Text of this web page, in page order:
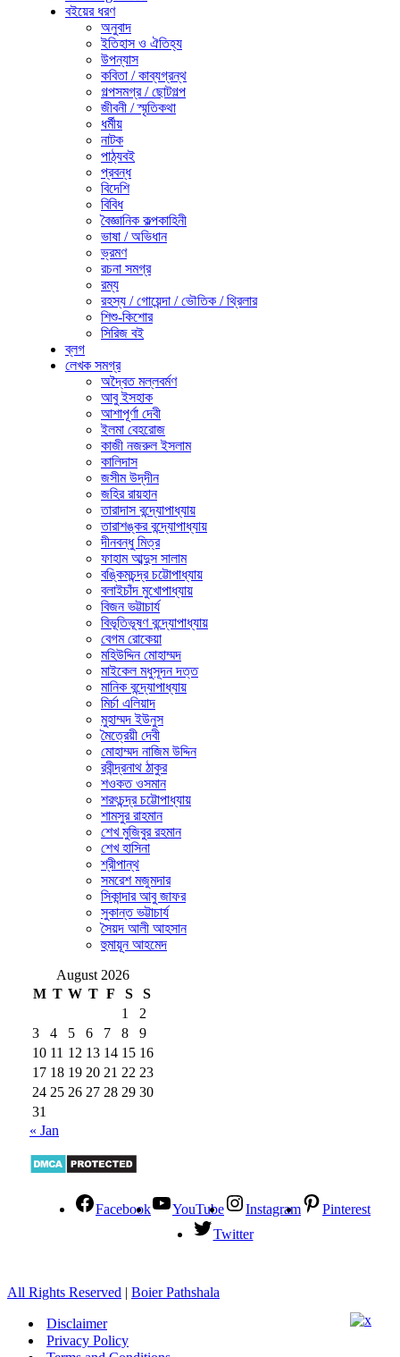
বইয়ের ধরণ
অনুবাদ
ইতিহাস ও ঐতিহ্য
উপন্যাস
কবিতা / কাব্যগ্রন্থ
গল্পসমগ্র / ছোটগল্প
জীবনী / স্মৃতিকথা
ধর্মীয়
নাটক
পাঠ্যবই
প্রবন্ধ
বিদেশি
বিবিধ
বৈজ্ঞানিক কল্পকাহিনী
ভাষা / অভিধান
ভ্রমণ
রচনা সমগ্র
রম্য
রহস্য / গোয়েন্দা / ভৌতিক / থ্রিলার
শিশু-কিশোর
সিরিজ বই
ব্লগ
লেখক সমগ্র
অদ্বৈত মল্লবর্মণ
আবু ইসহাক
আশাপূর্ণা দেবী
ইলমা বেহরোজ
কাজী নজরুল ইসলাম
কালিদাস
জসীম উদ্‌দীন
জহির রায়হান
তারাদাস বন্দ্যোপাধ্যায়
তারাশঙ্কর বন্দ্যোপাধ্যায়
দীনবন্ধু মিত্র
ফাহাম আব্দুস সালাম
বঙ্কিমচন্দ্র চট্টোপাধ্যায়
বলাইচাঁদ মুখোপাধ্যায়
বিজন ভট্টাচার্য
বিভূতিভূষণ বন্দ্যোপাধ্যায়
বেগম রোকেয়া
মহিউদ্দিন মোহাম্মদ
মাইকেল মধুসূদন দত্ত
মানিক বন্দ্যোপাধ্যায়
মির্চা এলিয়াদ
মুহাম্মদ ইউনুস
মৈত্রেয়ী দেবী
মোহাম্মদ নাজিম উদ্দিন
রবীন্দ্রনাথ ঠাকুর
শওকত ওসমান
শরৎচন্দ্র চট্টোপাধ্যায়
শামসুর রাহমান
শেখ মুজিবুর রহমান
শেখ হাসিনা
শ্রীপান্থ
সমরেশ মজুমদার
সিকান্দার আবু জাফর
সুকান্ত ভট্টাচার্য
সৈয়দ আলী আহসান
হুমায়ূন আহমেদ
August 2026
M T W T F S
S
1
2
3
4 5 6 7 8
9
10 11 12 13 14 15 16
17 18 19 20 21 22 23
24 25 26 27 28 29 30
31
« Jan
Facebook YouTube Instagram
Pinterest
Twitter
All Rights Reserved | Boier Pathshala
Disclaimer
Privacy Policy